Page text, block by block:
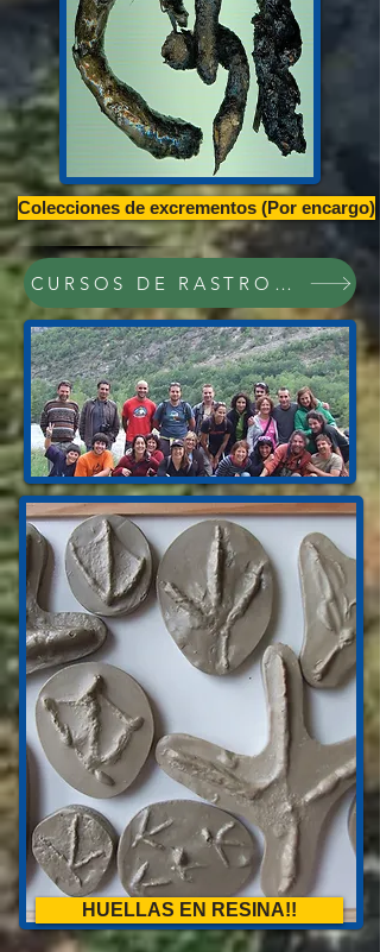
Colecciones de excrementos (Por encargo)
CURSOS DE RASTROS Y
HUELLAS EN RESINA!!